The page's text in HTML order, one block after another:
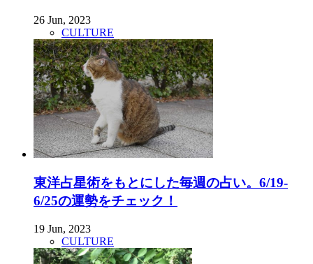
26 Jun, 2023
CULTURE
東洋占星術をもとにした毎週の占い。6/19-
6/25の運勢をチェック！
19 Jun, 2023
CULTURE